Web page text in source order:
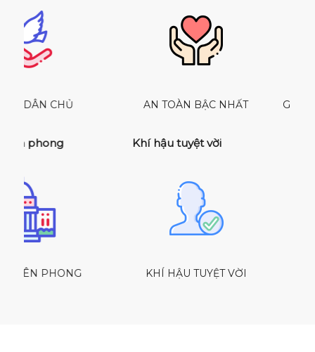
AN TOÀN BẬC NHẤT GIÁO DỤC DẪN ĐẦU
Khí hậu tuyệt vời
KHÍ HẬU TUYỆT VỜI